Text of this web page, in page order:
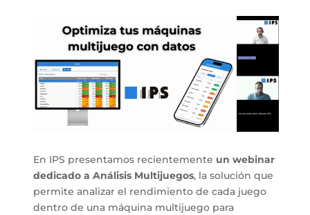
En IPS presentamos recientemente un webinar
dedicado a Análisis Multijuegos, la solución que
permite analizar el rendimiento de cada juego
dentro de una máquina multijuego para